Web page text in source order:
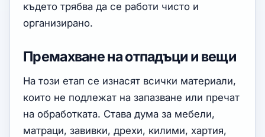
където трябва да се работи чисто и
организирано.
Премахване на отпадъци и вещи
На този етап се изнасят всички материали,
които не подлежат на запазване или пречат
на обработката. Става дума за мебели,
матраци, завивки, дрехи, килими, хартия,